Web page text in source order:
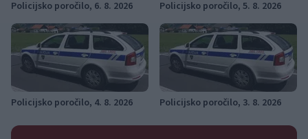
Policijsko poročilo, 6. 8. 2026 Policijsko poročilo, 5. 8. 2026
Policijsko poročilo, 4. 8. 2026 Policijsko poročilo, 3. 8. 2026